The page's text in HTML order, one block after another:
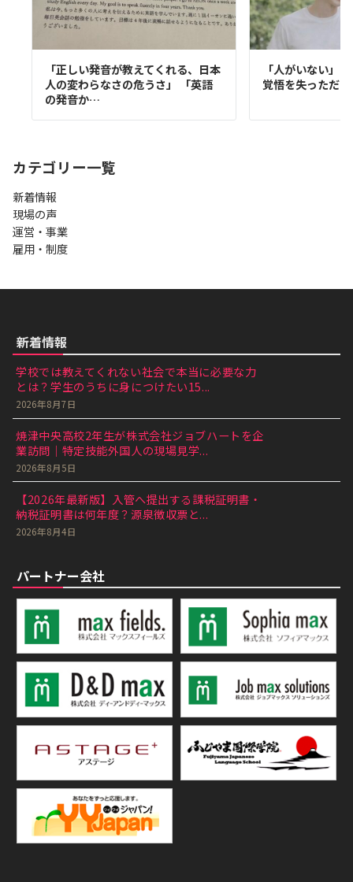
「正しい発音が教えてくれる、日本
人の変わらなさの危うさ」 「英語
の発音か…
「人がいない」
覚悟を失っただ
カテゴリー一覧
新着情報
現場の声
運営・事業
雇用・制度
新着情報
学校では教えてくれない社会で本当に必要な力
とは？学生のうちに身につけたい15...
2026年8月7日
焼津中央高校2年生が株式会社ジョブハートを企
業訪問｜特定技能外国人の現場見学...
2026年8月5日
【2026年最新版】入管へ提出する課税証明書・
納税証明書は何年度？源泉徴収票と...
2026年8月4日
パートナー会社